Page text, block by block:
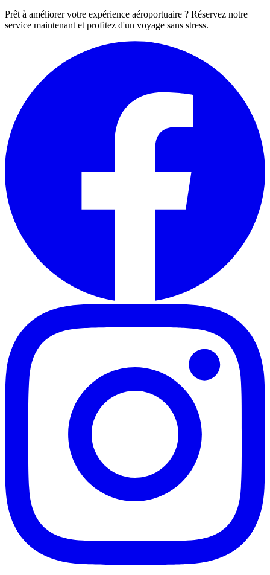
Prêt à améliorer votre expérience aéroportuaire ? Réservez notre
service maintenant et profitez d'un voyage sans stress.